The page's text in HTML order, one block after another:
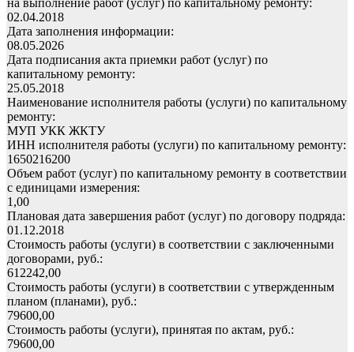
02.04.2018
Дата заполнения информации:
08.05.2026
Дата подписания акта приемки работ (услуг) по
капитальному ремонту:
25.05.2018
Наименование исполнителя работы (услуги) по капитальному
ремонту:
МУП УКК ЖКТУ
ИНН исполнителя работы (услуги) по капитальному ремонту:
1650216200
Объем работ (услуг) по капитальному ремонту в соответствии
с единицами измерения:
1,00
Плановая дата завершения работ (услуг) по договору подряда:
01.12.2018
Стоимость работы (услуги) в соответствии с заключенными
договорами, руб.:
612242,00
Стоимость работы (услуги) в соответствии с утвержденным
планом (планами), руб.:
79600,00
Стоимость работы (услуги), принятая по актам, руб.:
79600,00